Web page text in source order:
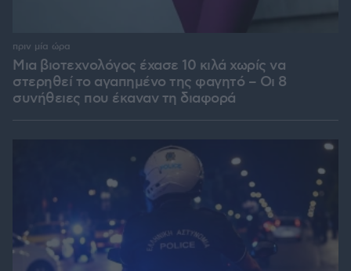
Μια βιοτεχνολόγος έχασε 10 κιλά χωρίς να
στερηθεί το αγαπημένο της φαγητό – Οι 8
συνήθειες που έκαναν τη διαφορά
πριν μία ώρα